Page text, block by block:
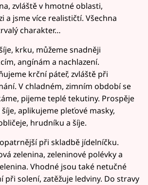
zvláště v hmotné oblasti,
a jsme více realističtí. Všechna
charakter…
krku, můžeme snadněji
angínám a nachlazení.
krční páteř, zvláště při
V chladném, zimním období se
pijeme teplé tekutiny. Prospěje
šíje, aplikujeme pleťové masky,
hrudníku a šíje.
při skladbě jídelníčku.
zelenina, zeleninové polévky a
Vhodné jsou také netučné
při solení, zatěžuje ledviny. Do stravy